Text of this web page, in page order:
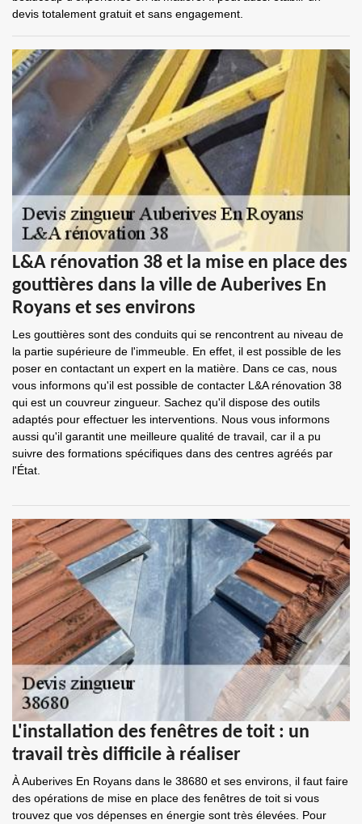
devis totalement gratuit et sans engagement.
L&A rénovation 38 et la mise en place des
gouttières dans la ville de Auberives En
Royans et ses environs
Les gouttières sont des conduits qui se rencontrent au niveau de
la partie supérieure de l'immeuble. En effet, il est possible de les
poser en contactant un expert en la matière. Dans ce cas, nous
vous informons qu'il est possible de contacter L&A rénovation 38
qui est un couvreur zingueur. Sachez qu'il dispose des outils
adaptés pour effectuer les interventions. Nous vous informons
aussi qu'il garantit une meilleure qualité de travail, car il a pu
suivre des formations spécifiques dans des centres agréés par
l'État.
L'installation des fenêtres de toit : un
travail très difficile à réaliser
À Auberives En Royans dans le 38680 et ses environs, il faut faire
des opérations de mise en place des fenêtres de toit si vous
trouvez que vos dépenses en énergie sont très élevées. Pour